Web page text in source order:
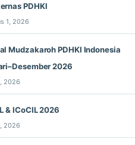
PDHKI
1, 2026
Mudzakaroh PDHKI Indonesia
2026
2026
& ICoCIL 2026
2026